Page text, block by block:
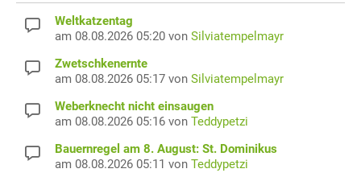
Weltkatzentag
am 08.08.2026 05:20 von Silviatempelmayr
Zwetschkenernte
am 08.08.2026 05:17 von Silviatempelmayr
Weberknecht nicht einsaugen
am 08.08.2026 05:16 von Teddypetzi
Bauernregel am 8. August: St. Dominikus
am 08.08.2026 05:11 von Teddypetzi